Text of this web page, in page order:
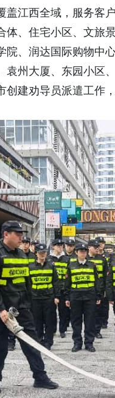
盖江西全域，服务客
体、住宅小区、文旅
院、润达国际购物中
袁州大厦、东园小区
创建劝导员派遣工作